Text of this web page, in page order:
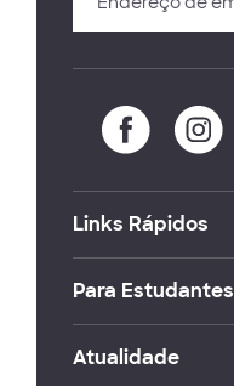
Links Rápidos
Para Estudantes
Atualidade